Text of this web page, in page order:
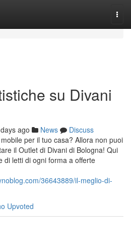
su Divani
ago News
Discuss
per il tuo casa? Allora non puoi
il Outlet di Divani di Bologna! Qui
di letti di ogni forma a offerte
36643889/il-meglio-di-
Upvoted